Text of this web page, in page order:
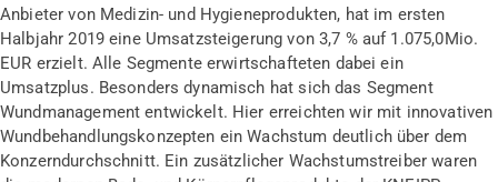
Anbieter von Medizin- und Hygieneprodukten, hat im ersten
Halbjahr 2019 eine Umsatzsteigerung von 3,7 % auf 1.075,0Mio.
EUR erzielt. Alle Segmente erwirtschafteten dabei ein
Umsatzplus. Besonders dynamisch hat sich das Segment
Wundmanagement entwickelt. Hier erreichten wir mit innovativen
Wundbehandlungskonzepten ein Wachstum deutlich über dem
Konzerndurchschnitt. Ein zusätzlicher Wachstumstreiber waren